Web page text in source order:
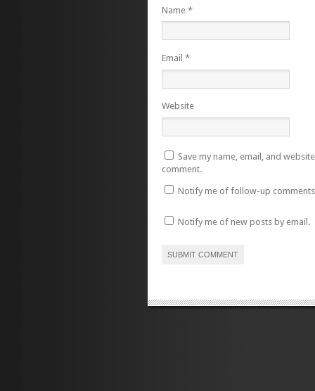
Name *
Email *
Website
Save my name, email, and
comment.
Notify me of follow-up
Notify me of new posts by email.